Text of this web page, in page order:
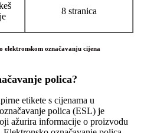
8 stranica
elektronskom označavanju cijena
polica?
etikete s cijenama u
polica (ESL) je
ažurira informacije o proizvodu